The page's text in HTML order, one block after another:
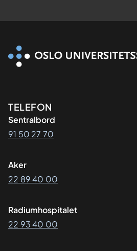
Kontaktinformasjon
TELEFON
Sentralbord
91 50 27 70
Aker
22 89 40 00
Radiumhospitalet
22 93 40 00